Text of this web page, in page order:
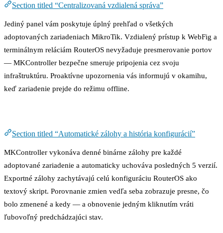
Section titled “Centralizovaná vzdialená správa”
Jediný panel vám poskytuje úplný prehľad o všetkých
adoptovaných zariadeniach MikroTik. Vzdialený prístup k WebFig a
terminálnym reláciám RouterOS nevyžaduje presmerovanie portov
— MKController bezpečne smeruje pripojenia cez svoju
infraštruktúru. Proaktívne upozornenia vás informujú v okamihu,
keď zariadenie prejde do režimu offline.
Section titled “Automatické zálohy a história konfigurácií”
MKController vykonáva denné binárne zálohy pre každé
adoptované zariadenie a automaticky uchováva posledných 5 verzií.
Exportné zálohy zachytávajú celú konfiguráciu RouterOS ako
textový skript. Porovnanie zmien vedľa seba zobrazuje presne, čo
bolo zmenené a kedy — a obnovenie jedným kliknutím vráti
ľubovoľný predchádzajúci stav.